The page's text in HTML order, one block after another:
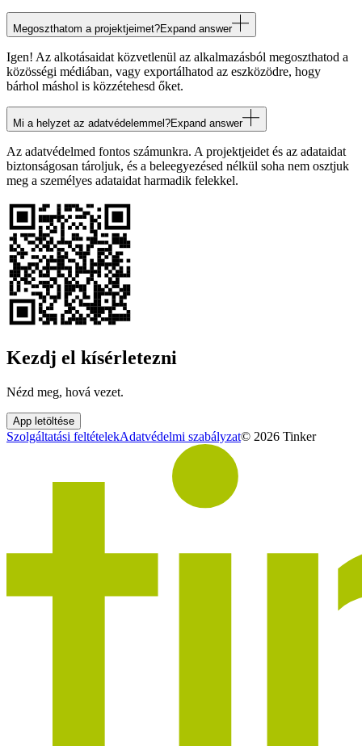
Megoszthatom a projektjeimet?Expand answer
Igen! Az alkotásaidat közvetlenül az alkalmazásból megoszthatod a
közösségi médiában, vagy exportálhatod az eszközödre, hogy
bárhol máshol is közzétehesd őket.
Mi a helyzet az adatvédelemmel?Expand answer
Az adatvédelmed fontos számunkra. A projektjeidet és az adataidat
biztonságosan tároljuk, és a beleegyezésed nélkül soha nem osztjuk
meg a személyes adataidat harmadik felekkel.
Kezdj el kísérletezni
Nézd meg, hová vezet.
App letöltése
Szolgáltatási feltételekAdatvédelmi szabályzat© 2026 Tinker